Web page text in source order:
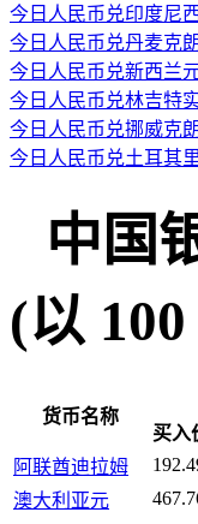
今日人民币兑印度尼
今日人民币兑丹麦克
今日人民币兑新西兰
今日人民币兑林吉特
今日人民币兑挪威克
今日人民币兑土耳其
中国
(以
货币名称
买入
阿联酋迪拉姆
澳大利亚元